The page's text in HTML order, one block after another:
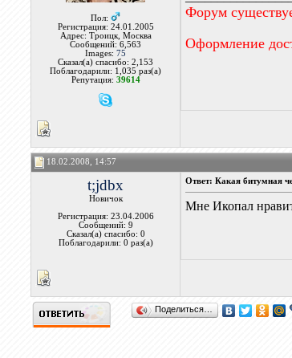
Пол:
Регистрация: 24.01.2005
Адрес: Троицк, Москва
Сообщений: 6,563
Images:75
Сказал(а) спасибо: 2,153
Поблагодарили: 1,035 раз(а)
Репутация: 39614
Форум
Оформление
18.02.2008, 14:57
t;jdbx
Новичок
Регистрация: 23.04.2006
Сообщений: 9
Сказал(а) спасибо: 0
Поблагодарили: 0 раз(а)
Ответ: Какая битумная
Мне Икопал
Поделиться…